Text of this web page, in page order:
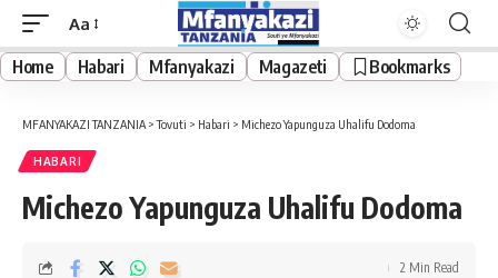
Font
Resizer
Aa
Home Habari Mfanyakazi Magazeti Bookmarks
MFANYAKAZI TANZANIA >Tovuti > Habari > Michezo Yapunguza Uhalifu Dodoma
HABARI
Michezo Yapunguza Uhalifu Dodoma
2 Min Read